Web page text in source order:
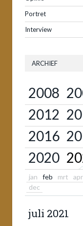
Portret
Interview
ARCHIEF
2008
2012
2016
2020
jan feb mrt apr
dec
juli 2021